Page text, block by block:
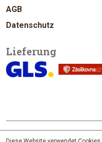
AGB
Datenschutz
Lieferung
© 2026